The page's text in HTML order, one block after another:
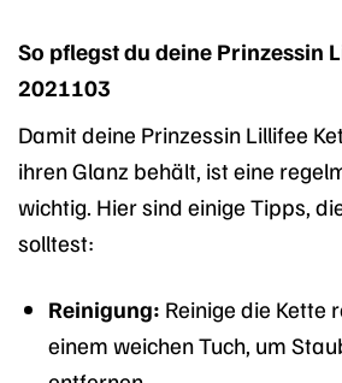
So pflegst du deine Prinzessin
2021103
Damit deine Prinzessin Lillifee
ihren Glanz behält, ist eine
wichtig. Hier sind einige Tipps,
solltest:
Reinigung: Reinige die Kette
einem weichen Tuch, um